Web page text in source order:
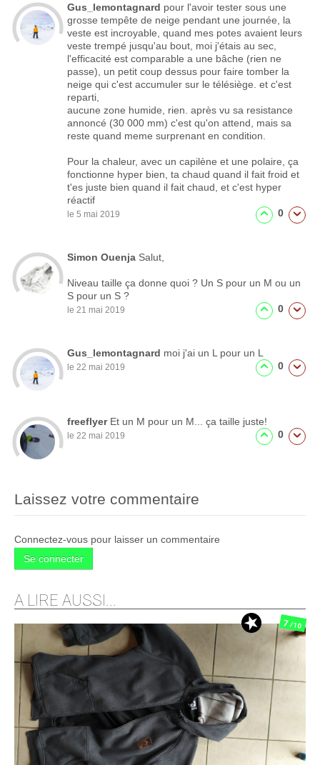
Gus_lemontagnard pour l'avoir tester sous une
grosse tempête de neige pendant une journée, la
veste est incroyable, quand mes potes avaient leurs
veste trempé jusqu'au bout, moi j'étais au sec,
l'efficacité est comparable a une bâche (rien ne
passe), un petit coup dessus pour faire tomber la
neige qui c'est accumuler sur le télésiège. et c'est
reparti,
aucune zone humide, rien. après vu sa resistance
annoncé (30 000 mm) c'est qu'on attend, mais sa
reste quand meme surprenant en condition.
Pour la chaleur, avec un capilène et une polaire, ça
fonctionne hyper bien, ta chaud quand il fait froid et
t'es juste bien quand il fait chaud, et c'est hyper
réactif
le 5 mai 2019 0
Simon Ouenja Salut,
Niveau taille ça donne quoi ? Un S pour un M ou un
S pour un S ?
le 21 mai 2019 0
Gus_lemontagnard moi j'ai un L pour un L
le 22 mai 2019 0
freeflyer Et un M pour un M... ça taille juste!
le 22 mai 2019 0
Laissez votre commentaire
Connectez-vous pour laisser un commentaire
Se connecter
A LIRE AUSSI...
7/10